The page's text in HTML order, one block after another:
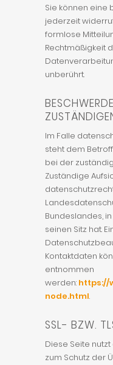
Sie können eine
jederzeit
formlose
Rechtmäßigkeit
unberührt.
Im Falle
steht dem
bei der
Zuständige
Bundeslandes,
seinen Sitz hat.
Kontaktdaten
entnommen
werden: https://
node.html.
SSL- BZW.
Diese Seite
zum Schutz der